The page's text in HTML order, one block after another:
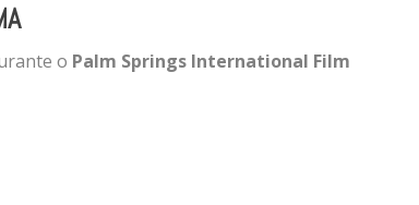
o Palm Springs International Film